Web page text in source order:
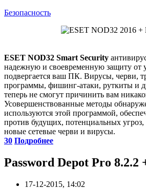
Безопасность
ESET NOD32 Smart Security
надежную и своевременную защиту от
подвергается ваш ПК. Вирусы, черви,
программы, фишинг-атаки, руткиты и
теперь не смогут причинить вам
Усовершенствованные методы
используются этой программой,
против будущих, потенциальных
новые сетевые черви и вирусы.
30 Подробнее
Password Depot Pro
17-12-2015, 14:02